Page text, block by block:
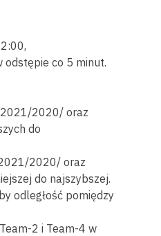
odstępie co 5 minut.
2021/2020/ oraz
do
2020/ oraz
do najszybszej.
odległość pomiędzy
2 i Team-4 w